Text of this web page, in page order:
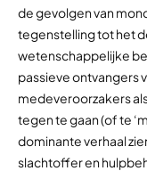
de gevolgen van
tegenstelling tot het
wetenschappelijke
passieve ontvangers
medeveroorzakers
tegen te gaan (of te
dominante verhaal
slachtoffer en